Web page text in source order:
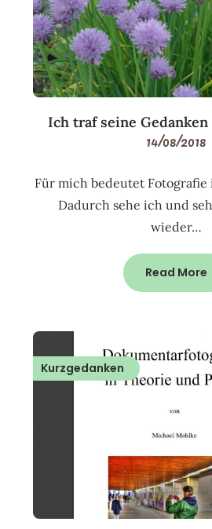
Ich traf seine Gedanken
14/08/2018
Für mich bedeutet Fotografie
Dadurch sehe ich und
wieder…
Read More
Kurzgedanken